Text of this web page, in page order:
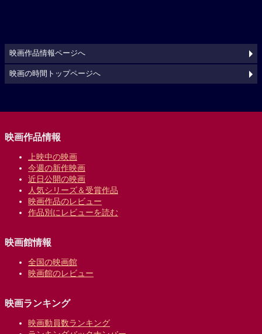
映画作品情報ページへ
映画の時間トップページへ
映画作品情報
上映中の映画
今週の新作映画
近日公開の映画
人気シリーズ＆受賞作品
映画作品のレビュー
作品別にレビューを読む
映画館情報
全国の映画館
映画館のレビュー
映画ランキング
映画動員数ランキング